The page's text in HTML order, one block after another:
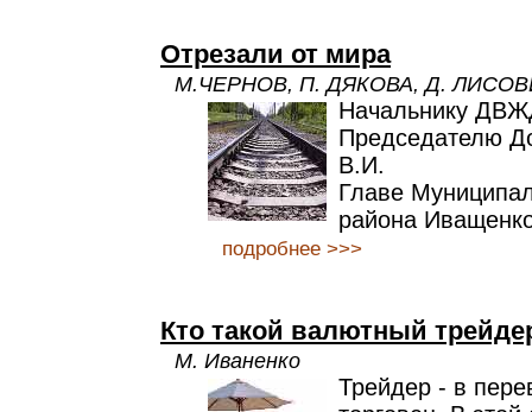
Отрезали от мира
М.ЧЕРНОВ, П. ДЯКОВА, Д.
Начальнику
Председателю
В.И.
Главе
района
подробнее >>>
Кто такой валютный
М. Иваненко
Трейдер - в